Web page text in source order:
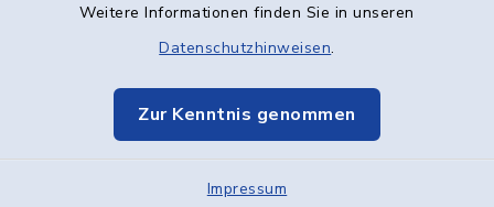
Weitere Informationen finden Sie in unseren
Datenschutzhinweisen.
Zur Kenntnis genommen
Impressum
Datenschutz
Elektronische Kommunikation
Sitemap